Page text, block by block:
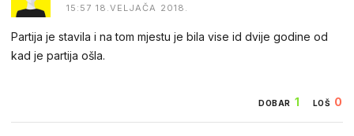
15:57 18.VELJAČA 2018.
Partija je stavila i na tom mjestu je bila vise id dvije godine od
kad je partija ošla.
DOBAR 1 LOŠ 0